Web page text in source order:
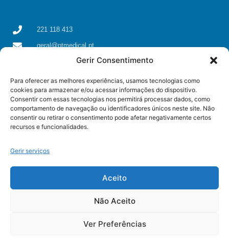
Gerir Consentimento
Para oferecer as melhores experiências, usamos tecnologias como
cookies para armazenar e/ou acessar informações do dispositivo.
Consentir com essas tecnologias nos permitirá processar dados, como
comportamento de navegação ou identificadores únicos neste site. Não
consentir ou retirar o consentimento pode afetar negativamente certos
recursos e funcionalidades.
Gerir serviços
Aceito
Não Aceito
Ver Preferências
221 118 413
geral@ptmedical.pt
Rua dos Coriscos 39, 4425-051 Águas Santas, Maia